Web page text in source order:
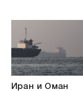
Иран и Оман